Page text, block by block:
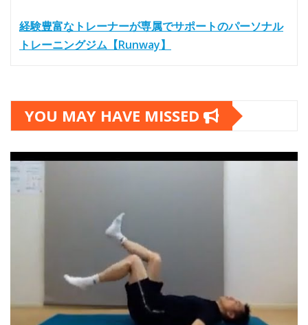
経験豊富なトレーナーが専属でサポートのパーソナル
トレーニングジム【Runway】
YOU MAY HAVE MISSED